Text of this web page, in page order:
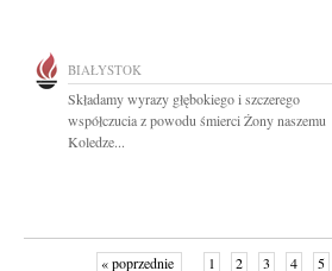
BIAŁYSTOK
Składamy wyrazy głębokiego i szczerego
współczucia z powodu śmierci Żony naszemu
Koledze...
« poprzednie 1 2 3 4 5